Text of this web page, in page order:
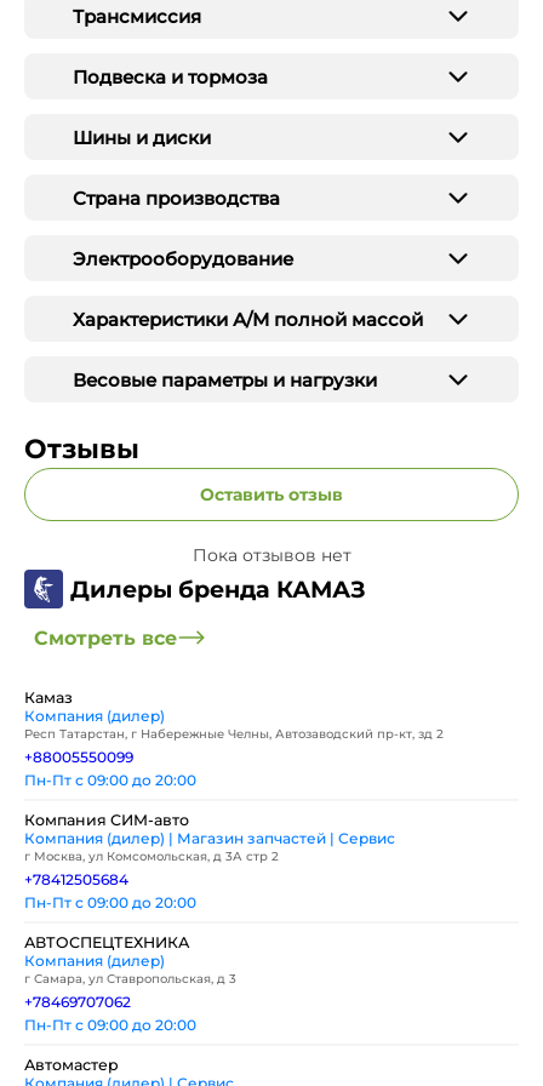
Трансмиссия
Подвеска и тормоза
Шины и диски
Страна производства
Электрооборудование
Характеристики А/М полной массой
Весовые параметры и нагрузки
Отзывы
Оставить отзыв
Пока отзывов нет
Дилеры бренда КАМАЗ
Смотреть все
Камаз
Компания (дилер)
Респ Татарстан, г Набережные Челны, Автозаводский пр-кт, зд 2
+88005550099
Пн-Пт с 09:00 до 20:00
Компания СИМ-авто
Компания (дилер) | Магазин запчастей | Сервис
г Москва, ул Комсомольская, д 3А стр 2
+78412505684
Пн-Пт с 09:00 до 20:00
АВТОСПЕЦТЕХНИКА
Компания (дилер)
г Самара, ул Ставропольская, д 3
+78469707062
Пн-Пт с 09:00 до 20:00
Автомастер